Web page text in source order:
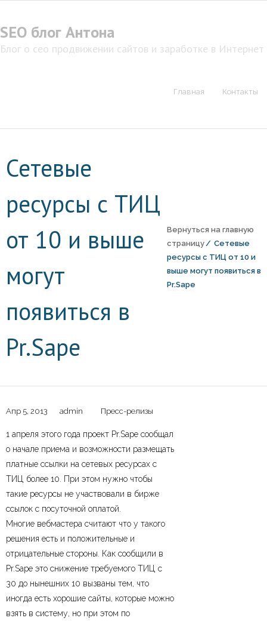
содержимому
SEO блог Антона
Блог о сео продвижении сайтов и заработке в Интернет
Главная Контакты
Сетевые
ресурсы с ТИЦ
от 10 и выше
могут
появиться в
Pr.Sape
Вернуться на главную
страницу/ Сетевые
ресурсы с ТИЦ от 10 и
выше могут появиться в
Pr.Sape
Апр 5, 2013 admin Пресс-релизы
1 апреля этого года проект Pr.Sape сообщал
о начале приема и возможности размещать
платные ссылки на сетевых ресурсах с
ТИЦ более 10. При этом нужно чтобы
такие ресурсы не участвовали в бирже
ссылок с посуточной оплатой.
Многие вебмастера считают что у такого
решения есть и положительные и
отрицательные стороны. Как сообщили в
Pr.Sape это снижение требуемого ТИЦ с
30 до нынешних 10 вызваны тем, что
иногда есть хорошие сайты, которые можно
взять в систему, но при этом по